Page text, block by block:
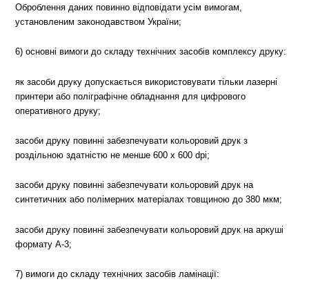
Оброблення даних повинно відповідати усім вимогам,
установленим законодавством України;
6) основні вимоги до складу технічних засобів комплексу друку:
як засоби друку допускається використовувати тільки лазерні
принтери або поліграфічне обладнання для цифрового
оперативного друку;
засоби друку повинні забезпечувати кольоровий друк з
роздільною здатністю не менше 600 х 600 dpi;
засоби друку повинні забезпечувати кольоровий друк на
синтетичних або полімерних матеріалах товщиною до 380 мкм;
засоби друку повинні забезпечувати кольоровий друк на аркуші
формату А-3;
7) вимоги до складу технічних засобів ламінації: